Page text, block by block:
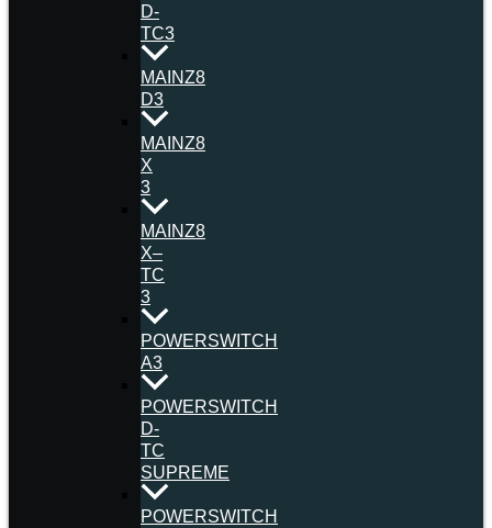
D-
TC3
MAINZ8
D3
MAINZ8
X
3
MAINZ8
X–
TC
3
POWERSWITCH
A3
POWERSWITCH
D-
TC
SUPREME
POWERSWITCH